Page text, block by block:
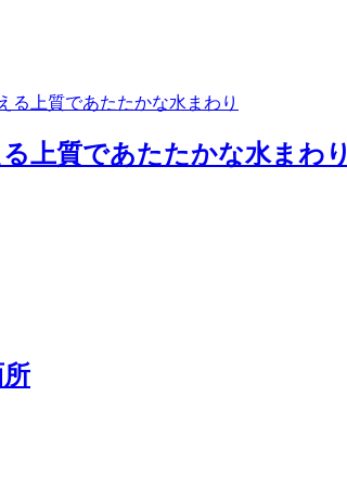
上質であたたかな水まわり